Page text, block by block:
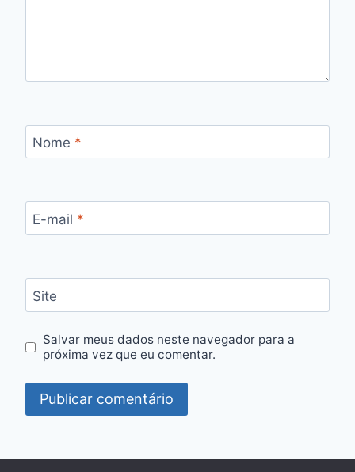
Nome *
E-mail *
Site
Salvar meus dados neste navegador para a
próxima vez que eu comentar.